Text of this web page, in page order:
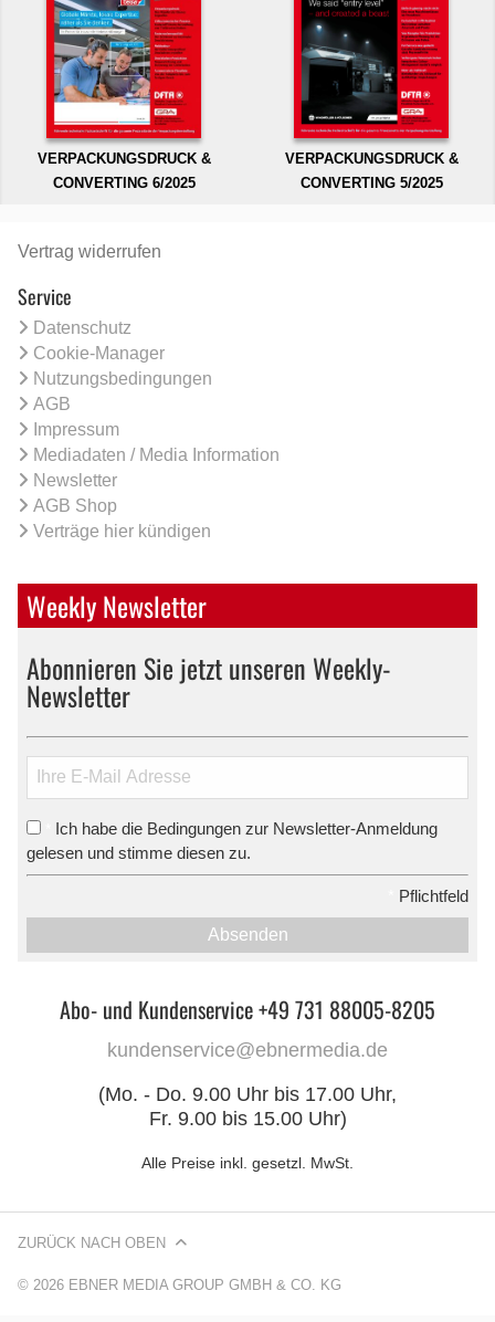
VERPACKUNGSDRUCK &
CONVERTING 6/2025
VERPACKUNGSDRUCK &
CONVERTING 5/2025
Vertrag widerrufen
Service
Datenschutz
Cookie-Manager
Nutzungsbedingungen
AGB
Impressum
Mediadaten / Media Information
Newsletter
AGB Shop
Verträge hier kündigen
Weekly Newsletter
Abonnieren Sie jetzt unseren Weekly-
Newsletter
Ich habe die Bedingungen zur Newsletter-Anmeldung
gelesen und stimme diesen zu.
Pflichtfeld
Absenden
Abo- und Kundenservice +49 731 88005-8205
kundenservice@ebnermedia.de
(Mo. - Do. 9.00 Uhr bis 17.00 Uhr,
Fr. 9.00 bis 15.00 Uhr)
Alle Preise inkl. gesetzl. MwSt.
© 2026 EBNER MEDIA GROUP GMBH & CO. KG
ZURÜCK NACH OBEN